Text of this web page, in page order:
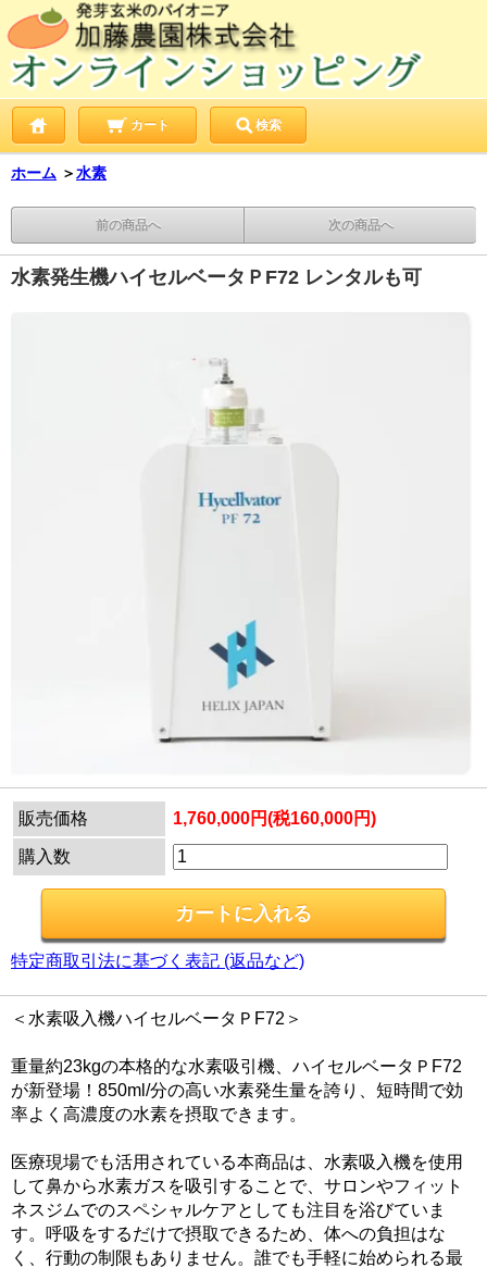
カート 検索
ホーム ＞水素
前の商品へ 次の商品へ
水素発生機ハイセルベータＰF72 レンタルも可
販売価格 1,760,000円(税160,000円)
購入数
特定商取引法に基づく表記 (返品など)
＜水素吸入機ハイセルベータＰF72＞
重量約23kgの本格的な水素吸引機、ハイセルベータＰF72
が新登場！850ml/分の高い水素発生量を誇り、短時間で効
率よく高濃度の水素を摂取できます。
医療現場でも活用されている本商品は、水素吸入機を使用
して鼻から水素ガスを吸引することで、サロンやフィット
ネスジムでのスペシャルケアとしても注目を浴びていま
す。呼吸をするだけで摂取できるため、体への負担はな
く、行動の制限もありません。誰でも手軽に始められる最